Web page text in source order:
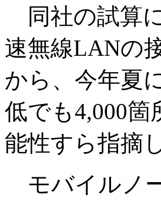
同社の試算
速無線LANの
から、今年夏
低でも4,000
能性すら指摘
モバイルノ